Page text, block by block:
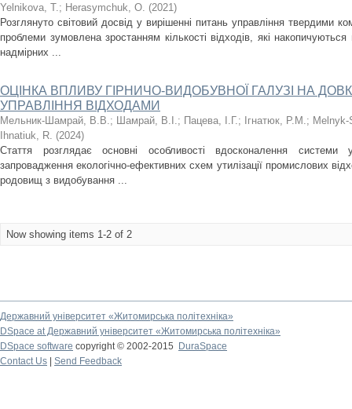
Yelnikova, T.; Herasymchuk, O. (2021)
Розглянуто світовий досвід у вирішенні питань управління твердими
проблеми зумовлена зростанням кількості відходів, які
надмірних ...
ОЦІНКА ВПЛИВУ ГІРНИЧО-ВИДОБУВНОЇ ГАЛУЗІ НА
УПРАВЛІННЯ ВІДХОДАМИ
Мельник-Шамрай, В.В.; Шамрай, В.І.; Пацева, І.Г.; Ігнатюк, Р.М.;
Ihnatiuk, R. (2024)
Стаття розглядає основні особливості вдосконалення системи
запровадження екологічно-ефективних схем утилізації промислових
родовищ з видобування ...
Now showing items 1-2 of 2
Державний університет «Житомирська політехніка»
DSpace at Державний університет «Житомирська політехніка»
DSpace software copyright © 2002-2015
DuraSpace
Contact Us
Send Feedback